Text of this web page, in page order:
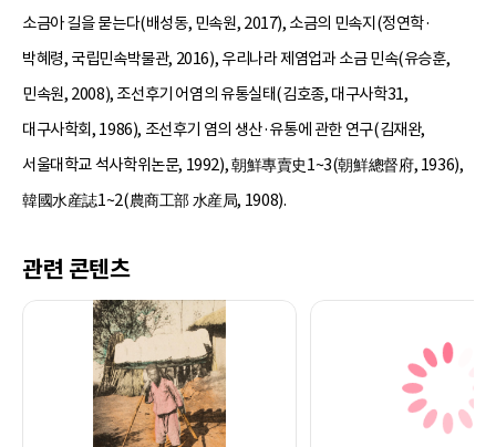
소금아 길을 묻는다(배성동, 민속원, 2017), 소금의 민속지(정연학·
박혜령, 국립민속박물관, 2016), 우리나라 제염업과 소금 민속(유승훈,
민속원, 2008), 조선후기 어염의 유통실태(김호종, 대구사학31,
대구사학회, 1986), 조선후기 염의 생산·유통에 관한 연구(김재완,
서울대학교 석사학위논문, 1992), 朝鮮專賣史1~3(朝鮮總督府, 1936),
韓國水産誌1~2(農商工部 水産局, 1908).
관련 콘텐츠